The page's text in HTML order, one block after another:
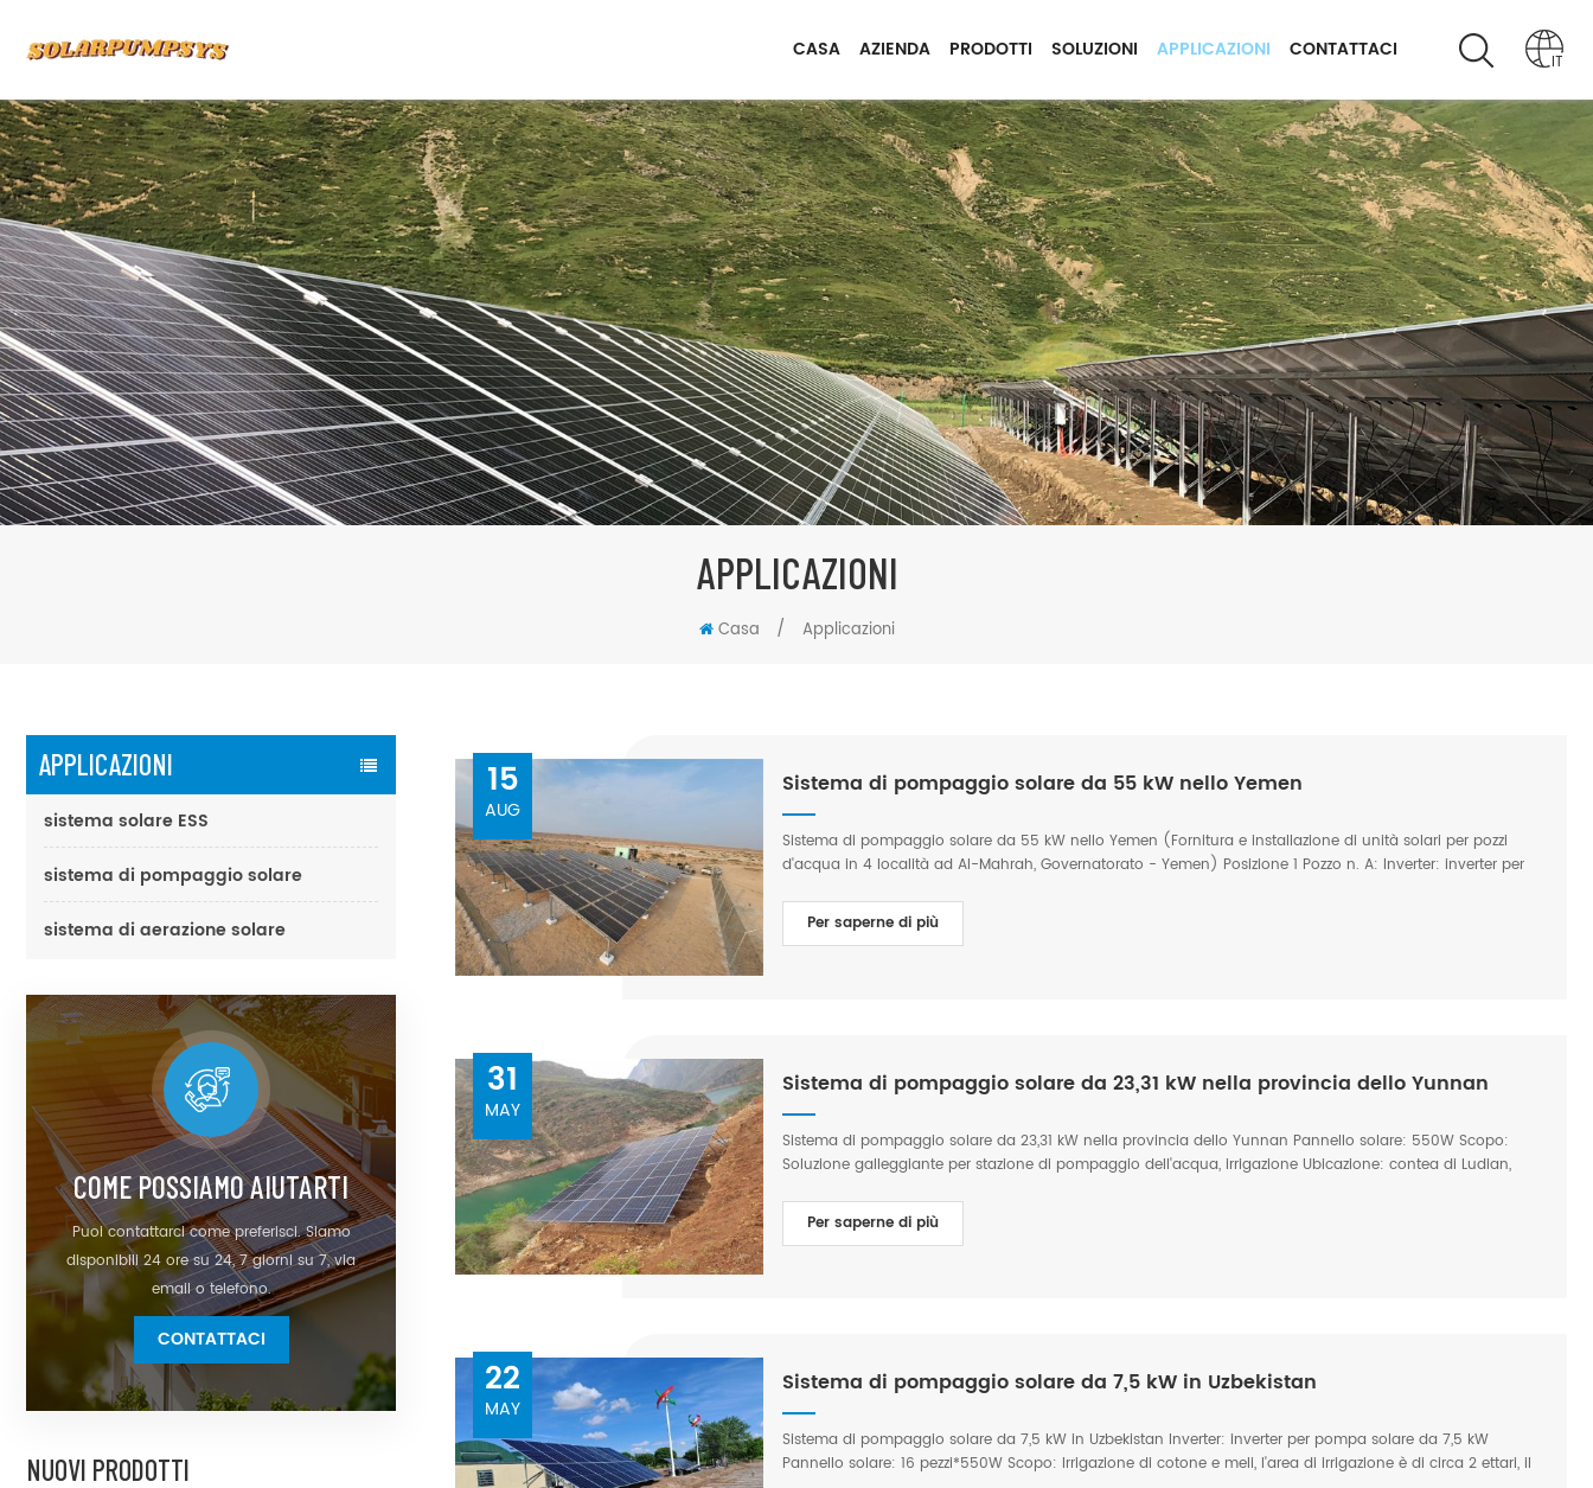
CASA AZIENDA PRODOTTI SOLUZIONI APPLICAZIONI CONTATTACI IT
APPLICAZIONI
Casa / Applicazioni
15
AUG
Sistema di pompaggio solare da 55 kW nello Yemen
Sistema di pompaggio solare da 55 kW nello Yemen (Fornitura e installazione di unità solari per pozzi
d'acqua in 4 località ad Al-Mahrah, Governatorato - Yemen) Posizione 1 Pozzo n. A: Inverter: inverter per
agricola Posizione: Governatorato di Mahrah, Yemen
Per saperne di più
31
MAY
Sistema di pompaggio solare da 23,31 kW nella provincia dello Yunnan
Sistema di pompaggio solare da 23,31 kW nella provincia dello Yunnan Pannello solare: 550W Scopo:
Soluzione galleggiante per stazione di pompaggio dell'acqua, irrigazione Ubicazione: contea di Ludian,
Per saperne di più
22
MAY
Sistema di pompaggio solare da 7,5 kW in Uzbekistan
Sistema di pompaggio solare da 7,5 kW in Uzbekistan Inverter: inverter per pompa solare da 7,5 kW
Pannello solare: 16 pezzi*550W Scopo: Irrigazione di cotone e meli, l'area di irrigazione è di circa 2 ettari, il
APPLICAZIONI
sistema solare ESS
sistema di pompaggio solare
sistema di aerazione solare
COME POSSIAMO AIUTARTI
Puoi contattarci come preferisci. Siamo
disponibili 24 ore su 24, 7 giorni su 7, via
email o telefono.
CONTATTACI
NUOVI PRODOTTI